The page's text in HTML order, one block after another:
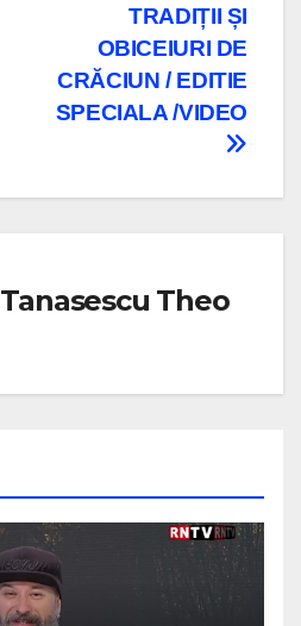
TRADIȚII ȘI
OBICEIURI DE
CRĂCIUN / EDITIE
SPECIALA /VIDEO
Tanasescu Theo